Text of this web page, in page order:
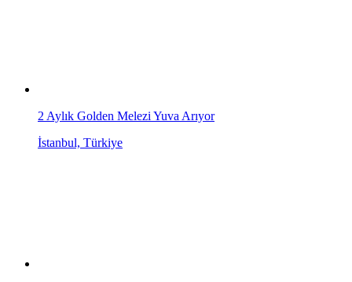
2 Aylık Golden Melezi Yuva Arıyor
İstanbul, Türkiye